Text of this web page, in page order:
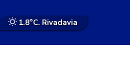
1.8°C. Rivadavia